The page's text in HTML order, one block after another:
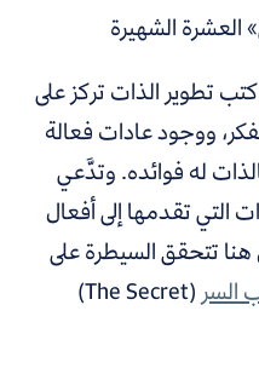
الشهيرة
تطوير الذات تركز على
ووجود عادات فعالة
له فوائده. وتدَّعي
التي تقدمها إلى أفعال
تتحقق السيطرة على
السر
(The Secret)